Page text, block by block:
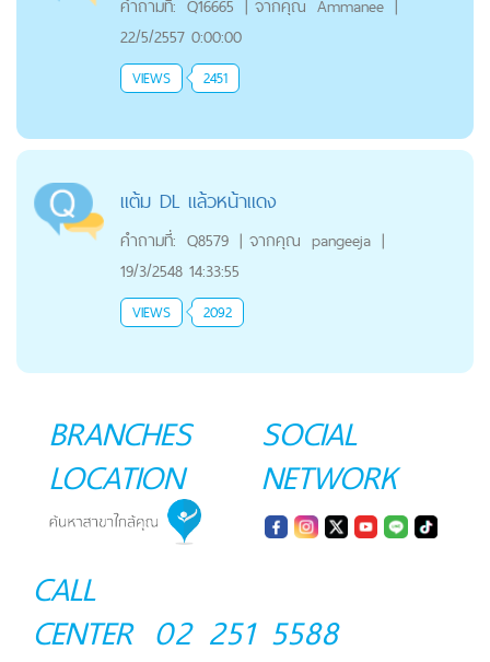
คำถามที่: Q16665 จากคุณ Ammanee
22/5/2557 0:00:00
VIEWS 2451
แต้ม DL แล้วหน้าแดง
คำถามที่: Q8579 | จากคุณ pangeeja |
19/3/2548 14:33:55
VIEWS 2092
BRANCHES
LOCATION
SOCIAL
NETWORK
CALL
CENTER 02 251 5588